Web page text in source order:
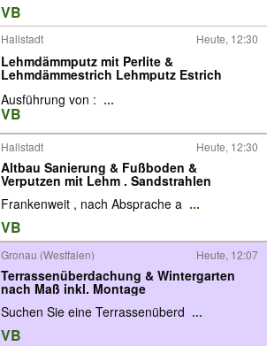
VB
Hallstadt Heute, 12:30
Lehmdämmputz mit Perlite &
Lehmdämmestrich Lehmputz Estrich
Ausführung von : ...
VB
Hallstadt Heute, 12:30
Altbau Sanierung & Fußboden &
Verputzen mit Lehm . Sandstrahlen
Frankenweit , nach Absprache a ...
VB
Gronau (Westfalen) Heute, 12:07
Terrassenüberdachung & Wintergarten
nach Maß inkl. Montage
Suchen Sie eine Terrassenüberd ...
VB